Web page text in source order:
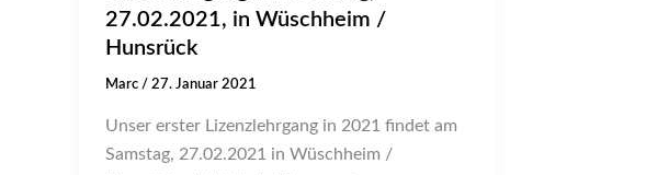
27.02.2021, in Wüschheim /
Hunsrück
Marc / 27. Januar 2021
Unser erster Lizenzlehrgang in 2021 findet am
Samstag, 27.02.2021 in Wüschheim /